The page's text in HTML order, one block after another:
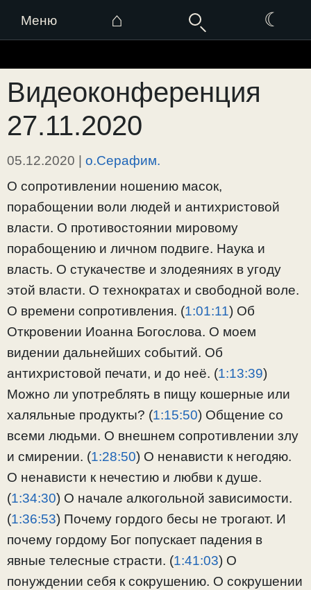
Меню ⌂ ☾
к
содержимому
Видеоконференция
27.11.2020
05.12.2020 | о.Серафим.
О сопротивлении ношению масок,
порабощении воли людей и антихристовой
власти. О противостоянии мировому
порабощению и личном подвиге. Наука и
власть. О стукачестве и злодеяниях в угоду
этой власти. О технократах и свободной воле.
О времени сопротивления. (1:01:11) Об
Откровении Иоанна Богослова. О моем
видении дальнейших событий. Об
антихристовой печати, и до неё. (1:13:39)
Можно ли употреблять в пищу кошерные или
халяльные продукты? (1:15:50) Общение со
всеми людьми. О внешнем сопротивлении злу
и смирении. (1:28:50) О ненависти к негодяю.
О ненависти к нечестию и любви к душе.
(1:34:30) О начале алкогольной зависимости.
(1:36:53) Почему гордого бесы не трогают. И
почему гордому Бог попускает падения в
явные телесные страсти. (1:41:03) О
понуждении себя к сокрушению. О сокрушении